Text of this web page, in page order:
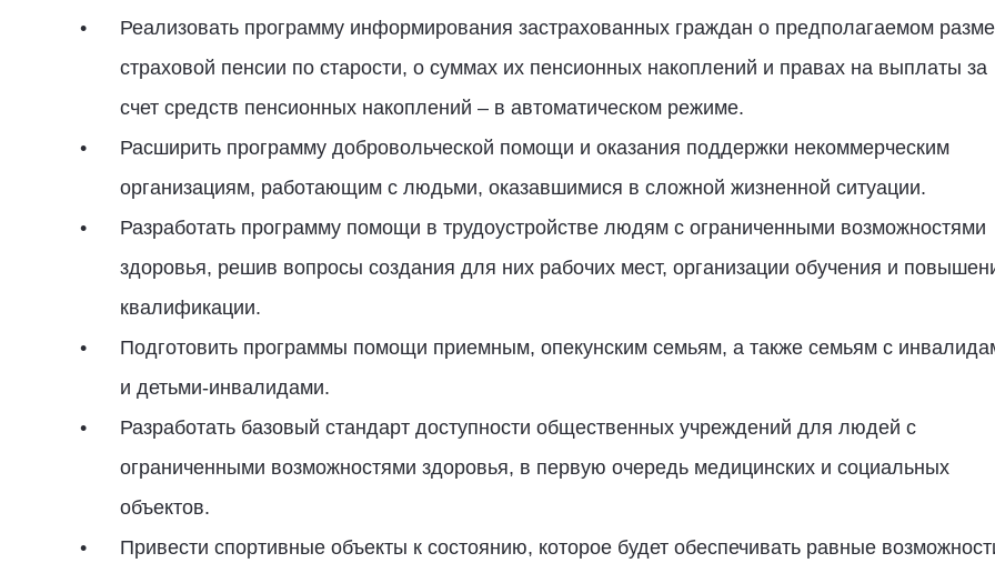
Реализовать программу информирования застрахованных граждан о предполагаемом
страховой пенсии по старости, о суммах их пенсионных накоплений и правах на выплаты за
счет средств пенсионных накоплений – в автоматическом режиме.
Расширить программу добровольческой помощи и оказания поддержки некоммерческим
организациям, работающим с людьми, оказавшимися в сложной жизненной ситуации.
Разработать программу помощи в трудоустройстве людям с ограниченными возможностями
здоровья, решив вопросы создания для них рабочих мест, организации обучения и
квалификации.
Подготовить программы помощи приемным, опекунским семьям, а также семьям с
и детьми-инвалидами.
Разработать базовый стандарт доступности общественных учреждений для людей с
ограниченными возможностями здоровья, в первую очередь медицинских и социальных
объектов.
Привести спортивные объекты к состоянию, которое будет обеспечивать равные